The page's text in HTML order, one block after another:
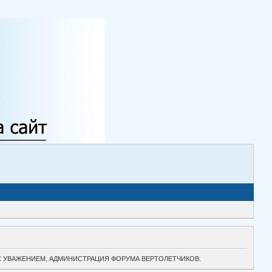
УВАЖЕНИЕМ, АДМИНИСТРАЦИЯ ФОРУМА ВЕРТОЛЕТЧИКОВ.